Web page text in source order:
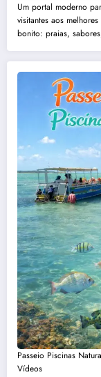
Um portal moderno
visitantes aos
bonito: praias,
Passeio Piscinas
Vídeos